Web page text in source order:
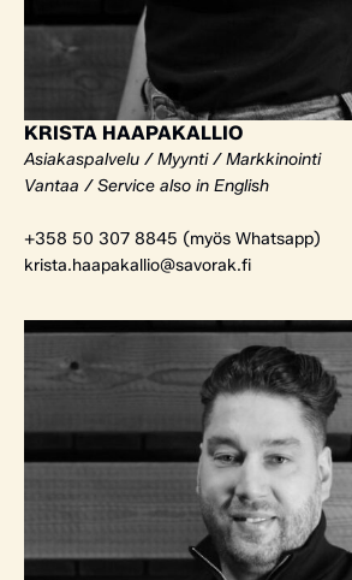
KRISTA HAAPAKALLIO
Asiakaspalvelu / Myynti / Markkinointi
Vantaa / Service also in English
+358 50 307 8845 (myös Whatsapp)
krista.haapakallio@savorak.fi